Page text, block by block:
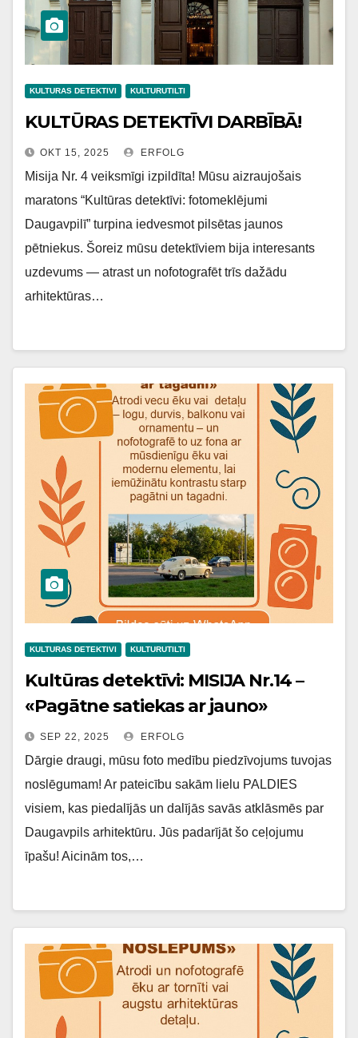
KULTURAS DETEKTIVI KULTURUTILTI
KULTŪRAS DETEKTĪVI DARBĪBĀ!
OKT 15, 2025 ERFOLG
Misija Nr. 4 veiksmīgi izpildīta! Mūsu aizraujošais
maratons “Kultūras detektīvi: fotomeklējumi
Daugavpilī” turpina iedvesmot pilsētas jaunos
pētniekus. Šoreiz mūsu detektīviem bija interesants
uzdevums — atrast un nofotografēt trīs dažādu
arhitektūras…
KULTURAS DETEKTIVI KULTURUTILTI
Kultūras detektīvi: MISIJA Nr.14 –
«Pagātne satiekas ar jauno»
SEP 22, 2025 ERFOLG
Dārgie draugi, mūsu foto medību piedzīvojums tuvojas
noslēgumam! Ar pateicību sakām lielu PALDIES
visiem, kas piedalījās un dalījās savās atklāsmēs par
Daugavpils arhitektūru. Jūs padarījāt šo ceļojumu
īpašu! Aicinām tos,…